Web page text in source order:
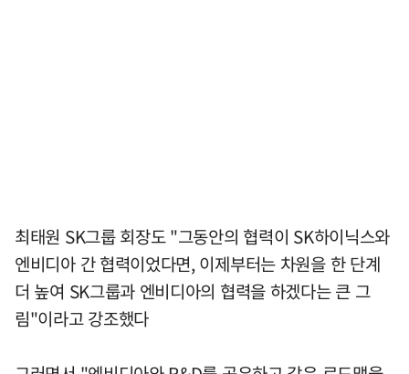
최태원 SK그룹 회장도 "그동안의 협력이 SK하이닉스와
엔비디아 간 협력이었다면, 이제부터는 차원을 한 단계
더 높여 SK그룹과 엔비디아의 협력을 하겠다는 큰 그
림"이라고 강조했다